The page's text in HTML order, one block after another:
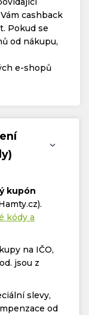
cashback
Pokud se
od nákupu,
e-shopů
kupón
kódy a
na IČO,
jsou z
slevy,
od